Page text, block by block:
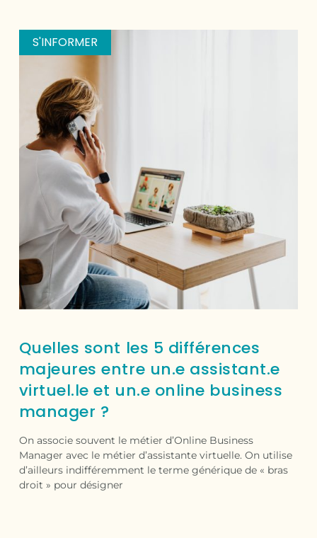
S'INFORMER
Quelles sont les 5 différences
majeures entre un.e assistant.e
virtuel.le et un.e online business
manager ?
On associe souvent le métier d’Online Business
Manager avec le métier d’assistante virtuelle. On utilise
d’ailleurs indifféremment le terme générique de « bras
droit » pour désigner